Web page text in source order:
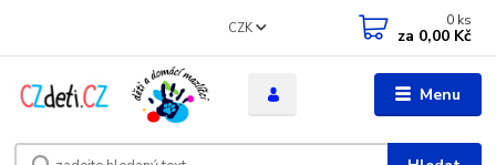
Menu
CZK 0 ks
za 0,00 Kč